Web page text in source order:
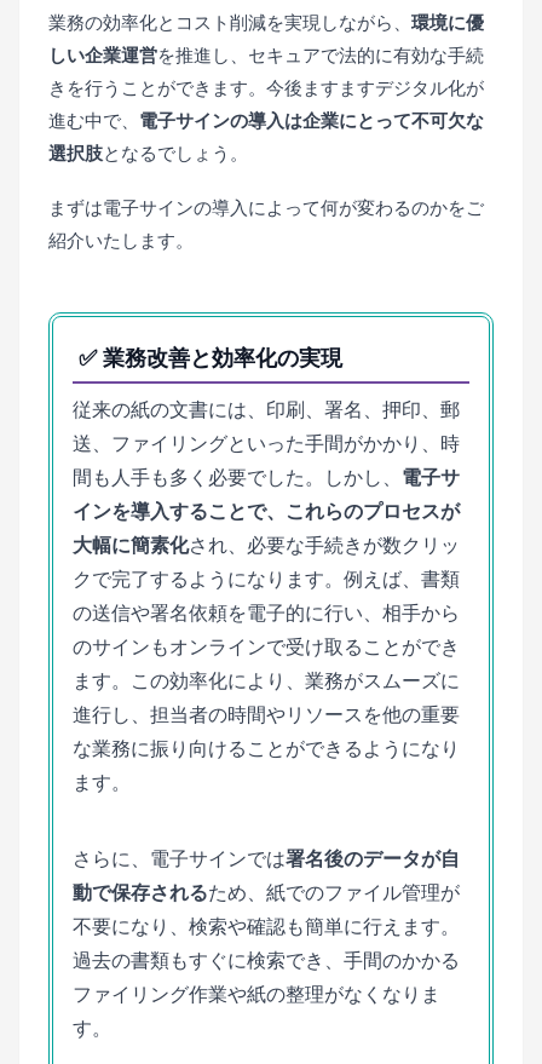
業務の効率化とコスト削減を実現しながら、 環境に優
しい企業運営を推進し、セキュアで法的に有効な手続
きを行うことができます。今後ますますデジタル化が
進む中で、 電子サインの導入は企業にとって不可欠な
選択肢となるでしょう。
まずは電子サインの導入によって何が変わるのかをご
紹介いたします。
✅ 業務改善と効率化の実現
従来の紙の文書には、印刷、署名、押印、郵
送、ファイリングといった手間がかかり、時
間も人手も多く必要でした。しかし、 電子サ
インを導入することで、これらのプロセスが
大幅に簡素化され、必要な手続きが数クリッ
クで完了するようになります。例えば、書類
の送信や署名依頼を電子的に行い、相手から
のサインもオンラインで受け取ることができ
ます。この効率化により、業務がスムーズに
進行し、担当者の時間やリソースを他の重要
な業務に振り向けることができるようになり
ます。
さらに、電子サインでは署名後のデータが自
動で保存されるため、紙でのファイル管理が
不要になり、検索や確認も簡単に行えます。
過去の書類もすぐに検索でき、手間のかかる
ファイリング作業や紙の整理がなくなりま
す。